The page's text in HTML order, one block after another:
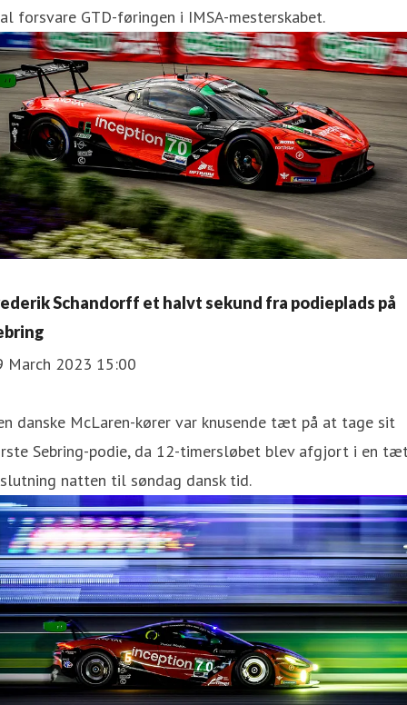
forsvare GTD-føringen i IMSA-mesterskabet.
Schandorff et halvt sekund fra podieplads på
March 2023 15:00
danske McLaren-kører var knusende tæt på at tage sit
Sebring-podie, da 12-timersløbet blev afgjort i en
natten til søndag dansk tid.